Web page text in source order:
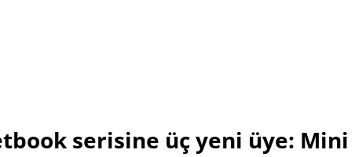
serisine üç yeni üye: Mini